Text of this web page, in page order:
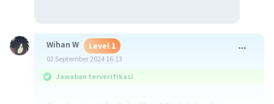
Wihan W Level 1
02 September 2024 16:13
Jawaban terverifikasi